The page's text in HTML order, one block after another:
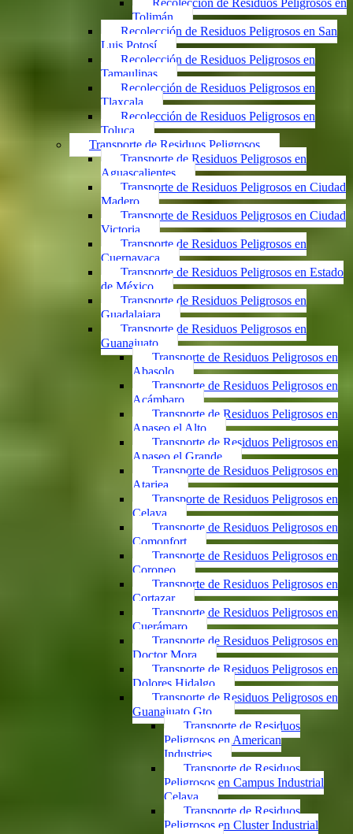
Recolección de Residuos Peligrosos en
Tolimán
Recolección de Residuos Peligrosos en San
Luis Potosí
Recolección de Residuos Peligrosos en
Tamaulipas
Recolección de Residuos Peligrosos en
Tlaxcala
Recolección de Residuos Peligrosos en
Toluca
Transporte de Residuos Peligrosos
Transporte de Residuos Peligrosos en
Aguascalientes
Transporte de Residuos Peligrosos en Ciudad
Madero
Transporte de Residuos Peligrosos en Ciudad
Victoria
Transporte de Residuos Peligrosos en
Cuernavaca
Transporte de Residuos Peligrosos en Estado
de México
Transporte de Residuos Peligrosos en
Guadalajara
Transporte de Residuos Peligrosos en
Guanajuato
Transporte de Residuos Peligrosos en
Abasolo
Transporte de Residuos Peligrosos en
Acámbaro
Transporte de Residuos Peligrosos en
Apaseo el Alto
Transporte de Residuos Peligrosos en
Apaseo el Grande
Transporte de Residuos Peligrosos en
Atarjea
Transporte de Residuos Peligrosos en
Celaya
Transporte de Residuos Peligrosos en
Comonfort
Transporte de Residuos Peligrosos en
Coroneo
Transporte de Residuos Peligrosos en
Cortazar
Transporte de Residuos Peligrosos en
Cuerámaro
Transporte de Residuos Peligrosos en
Doctor Mora
Transporte de Residuos Peligrosos en
Dolores Hidalgo
Transporte de Residuos Peligrosos en
Guanajuato Gto.
Transporte de Residuos
Peligrosos en American
Industries
Transporte de Residuos
Peligrosos en Campus Industrial
Celaya
Transporte de Residuos
Peligrosos en Cluster Industrial